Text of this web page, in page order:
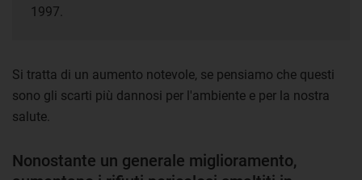
1997.
Si tratta di un aumento notevole, se pensiamo che questi
sono gli scarti più dannosi per l'ambiente e per la nostra
salute.
Nonostante un generale miglioramento,